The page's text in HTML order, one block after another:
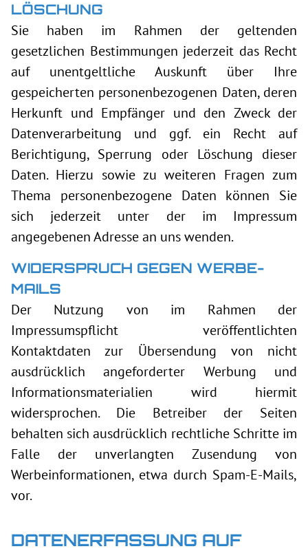
LÖSCHUNG
Sie haben im Rahmen der geltenden
gesetzlichen Bestimmungen jederzeit das Recht
auf unentgeltliche Auskunft über Ihre
gespeicherten personenbezogenen Daten, deren
Herkunft und Empfänger und den Zweck der
Datenverarbeitung und ggf. ein Recht auf
Berichtigung, Sperrung oder Löschung dieser
Daten. Hierzu sowie zu weiteren Fragen zum
Thema personenbezogene Daten können Sie
sich jederzeit unter der im Impressum
angegebenen Adresse an uns wenden.
WIDERSPRUCH GEGEN WERBE-
MAILS
Der Nutzung von im Rahmen der
Impressumspflicht veröffentlichten
Kontaktdaten zur Übersendung von nicht
ausdrücklich angeforderter Werbung und
Informationsmaterialien wird hiermit
widersprochen. Die Betreiber der Seiten
behalten sich ausdrücklich rechtliche Schritte im
Falle der unverlangten Zusendung von
Werbeinformationen, etwa durch Spam-E-Mails,
vor.
DATENERFASSUNG AUF